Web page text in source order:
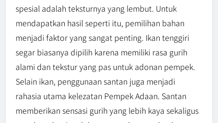
spesial adalah teksturnya yang lembut. Untuk
mendapatkan hasil seperti itu, pemilihan bahan
menjadi faktor yang sangat penting. Ikan tenggiri
segar biasanya dipilih karena memiliki rasa gurih
alami dan tekstur yang pas untuk adonan pempek.
Selain ikan, penggunaan santan juga menjadi
rahasia utama kelezatan Pempek Adaan. Santan
memberikan sensasi gurih yang lebih kaya sekaligus